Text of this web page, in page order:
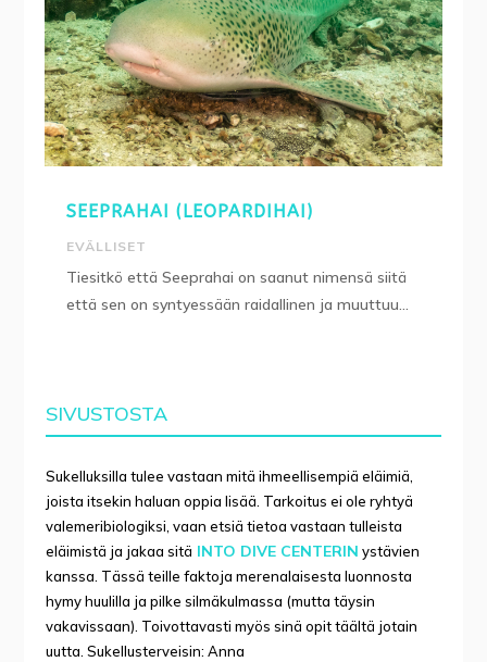
SEEPRAHAI (LEOPARDIHAI)
EVÄLLISET
Tiesitkö että Seeprahai on saanut nimensä siitä
että sen on syntyessään raidallinen ja muuttuu...
SIVUSTOSTA
Sukelluksilla tulee vastaan mitä ihmeellisempiä eläimiä,
joista itsekin haluan oppia lisää. Tarkoitus ei ole ryhtyä
valemeribiologiksi, vaan etsiä tietoa vastaan tulleista
eläimistä ja jakaa sitä INTO DIVE CENTERIN ystävien
kanssa. Tässä teille faktoja merenalaisesta luonnosta
hymy huulilla ja pilke silmäkulmassa (mutta täysin
vakavissaan). Toivottavasti myös sinä opit täältä jotain
uutta. Sukellusterveisin: Anna